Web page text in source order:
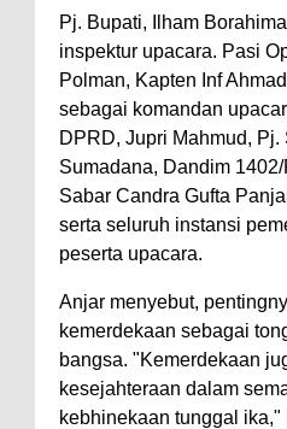
Pj. Bupati, Ilham
inspektur upacara. Pasi
Polman, Kapten Inf
sebagai komandan
DPRD, Jupri Mahmud, Pj.
Sumadana, Dandim
Sabar Candra Gufta
serta seluruh instansi
peserta upacara.
Anjar menyebut,
kemerdekaan sebagai
bangsa. "Kemerdekaan
kesejahteraan dalam
kebhinekaan tunggal ika,"